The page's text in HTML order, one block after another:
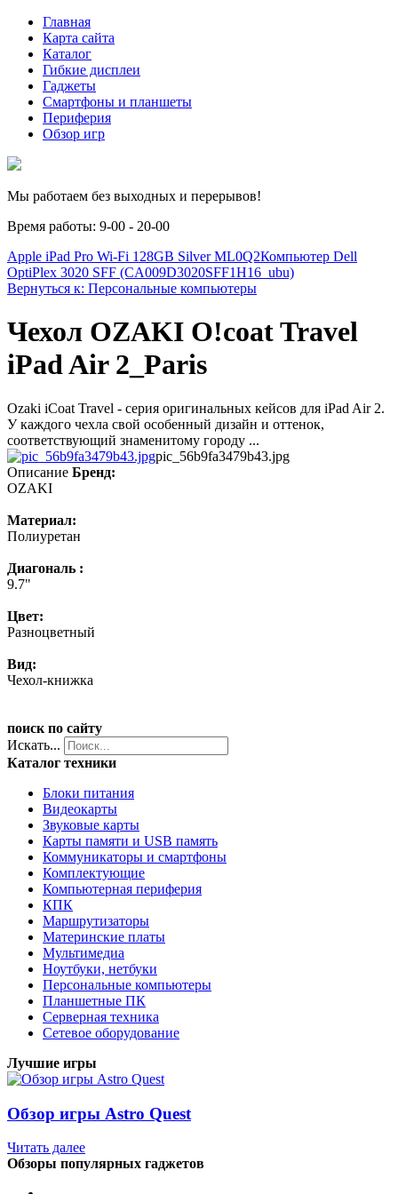
Главная
Карта сайта
Каталог
Гибкие дисплеи
Гаджеты
Смартфоны и планшеты
Периферия
Обзор игр
Мы работаем без выходных и перерывов!
Время работы: 9-00 - 20-00
Apple iPad Pro Wi-Fi 128GB Silver ML0Q2Компьютер Dell
OptiPlex 3020 SFF (CA009D3020SFF1H16_ubu)
Вернуться к: Персональные компьютеры
Чехол OZAKI O!coat Travel
iPad Air 2_Paris
Ozaki iCoat Travel - серия оригинальных кейсов для iPad Air 2.
У каждого чехла свой особенный дизайн и оттенок,
соответствующий знаменитому городу ...
pic_56b9fa3479b43.jpg
Описание Бренд:
OZAKI
Материал:
Полиуретан
Диагональ :
9.7"
Цвет:
Разноцветный
Вид:
Чехол-книжка
поиск по сайту
Искать...
Каталог техники
Блоки питания
Видеокарты
Звуковые карты
Карты памяти и USB память
Коммуникаторы и смартфоны
Комплектующие
Компьютерная периферия
КПК
Маршрутизаторы
Материнские платы
Мультимедиа
Ноутбуки, нетбуки
Персональные компьютеры
Планшетные ПК
Серверная техника
Сетевое оборудование
Лучшие игры
Обзор игры Astro Quest
Читать далее
Обзоры популярных гаджетов